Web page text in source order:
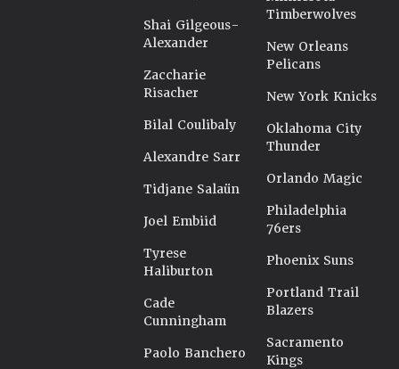
Shai Gilgeous-
Alexander
Zaccharie
Risacher
Bilal Coulibaly
Alexandre Sarr
Tidjane Salaün
Joel Embiid
Tyrese
Haliburton
Cade
Cunningham
Paolo Banchero
Timberwolves
New Orleans
Pelicans
New York Knicks
Oklahoma City
Thunder
Orlando Magic
Philadelphia
76ers
Phoenix Suns
Portland Trail
Blazers
Sacramento
Kings